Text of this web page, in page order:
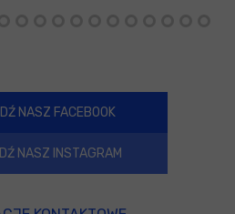
NASZ FACEBOOK
NASZ INSTAGRAM